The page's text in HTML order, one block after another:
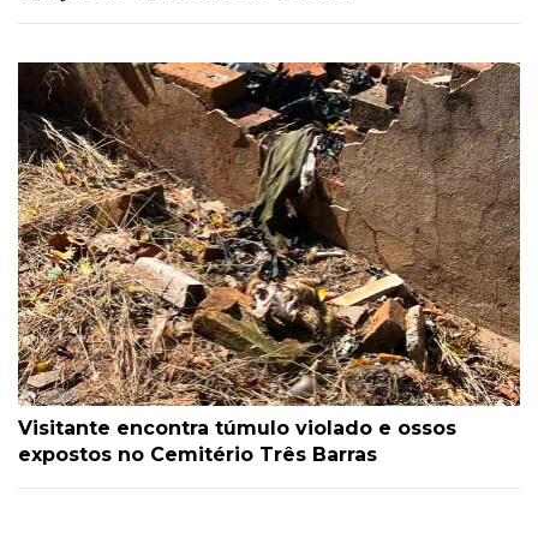
Visitante encontra túmulo violado e ossos
expostos no Cemitério Três Barras